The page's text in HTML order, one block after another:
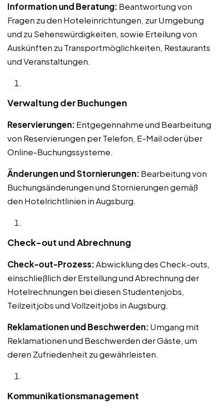
Information und Beratung: Beantwortung von
Fragen zu den Hoteleinrichtungen, zur Umgebung
und zu Sehenswürdigkeiten, sowie Erteilung von
Auskünften zu Transportmöglichkeiten, Restaurants
und Veranstaltungen.
Verwaltung der Buchungen
Reservierungen: Entgegennahme und Bearbeitung
von Reservierungen per Telefon, E-Mail oder über
Online-Buchungssysteme.
Änderungen und Stornierungen: Bearbeitung von
Buchungsänderungen und Stornierungen gemäß
den Hotelrichtlinien in Augsburg.
Check-out und Abrechnung
Check-out-Prozess:Abwicklung des Check-outs,
einschließlich der Erstellung und Abrechnung der
Hotelrechnungen bei diesen Studentenjobs,
Teilzeitjobs und Vollzeitjobs in Augsburg.
Reklamationen und Beschwerden: Umgang mit
Reklamationen und Beschwerden der Gäste, um
deren Zufriedenheit zu gewährleisten.
Kommunikationsmanagement